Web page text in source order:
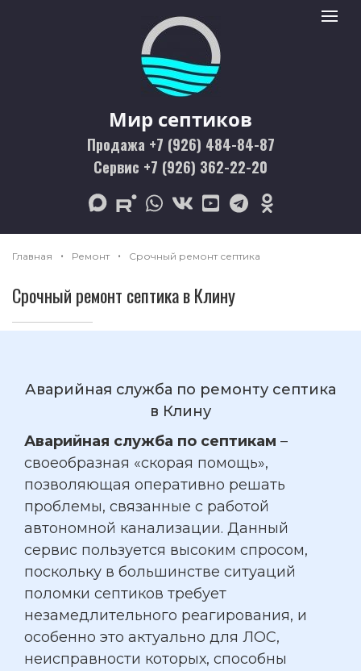
Мир септиков logo
Мир септиков
Продажа +7 (926) 484-84-87
Сервис +7 (926) 362-22-20
max rutubewhatsapp
vk youtubetelegramodnoklassniki
Toggle
Главная Ремонт Срочный ремонт септика
Срочный ремонт септика в Клину
Аварийная служба по ремонту септика
в Клину
Аварийная служба по септикам –
своеобразная «скорая помощь»,
позволяющая оперативно решать
проблемы, связанные с работой
автономной канализации. Данный
сервис пользуется высоким спросом,
поскольку в большинстве ситуаций
поломки септиков требует
незамедлительного реагирования, и
особенно это актуально для ЛОС,
неисправности которых, способны